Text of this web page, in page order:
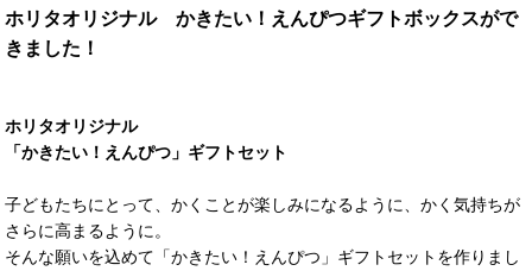
ホリタオリジナル かきたい！えんぴつギフトボックスがで
きました！
ホリタオリジナル
「かきたい！えんぴつ」ギフトセット
子どもたちにとって、かくことが楽しみになるように、かく気持ちが
さらに高まるように。
そんな願いを込めて「かきたい！えんぴつ」ギフトセットを作りまし